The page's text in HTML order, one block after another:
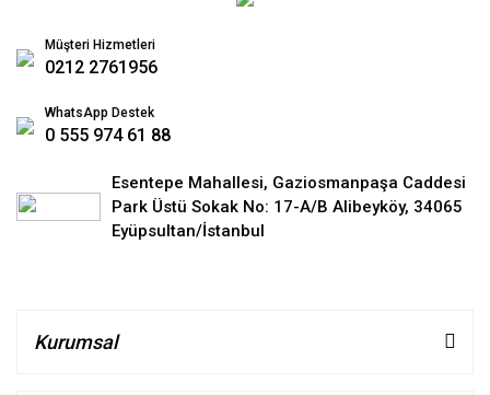
Müşteri Hizmetleri
0212 2761956
WhatsApp Destek
0 555 974 61 88
Esentepe Mahallesi, Gaziosmanpaşa Caddesi
Park Üstü Sokak No: 17-A/B Alibeyköy, 34065
Eyüpsultan/İstanbul
Kurumsal